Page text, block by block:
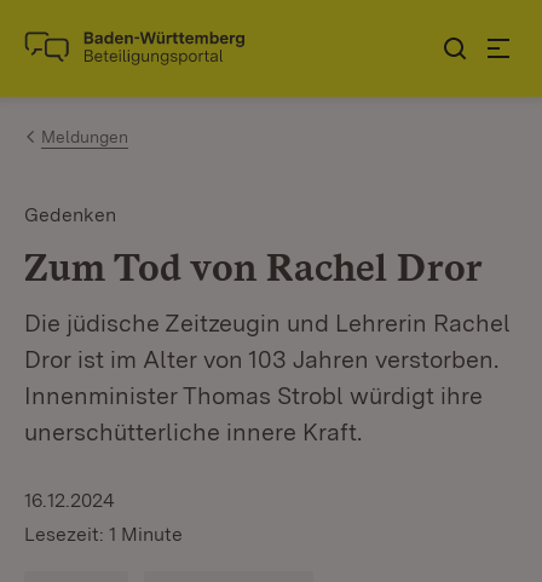
Zum Inhalt springen
Link zur Startseite
Meldungen
Gedenken
Zum Tod von Rachel Dror
Die jüdische Zeitzeugin und Lehrerin Rachel
Dror ist im Alter von 103 Jahren verstorben.
Innenminister Thomas Strobl würdigt ihre
unerschütterliche innere Kraft.
16.12.2024
Lesezeit: 1 Minute